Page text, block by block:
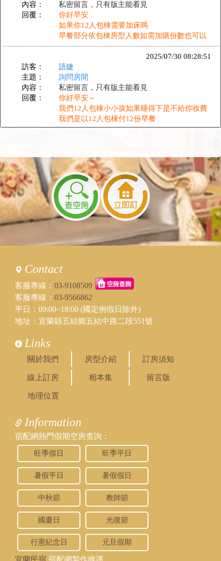
內容：
私密留言，只有版主能看見
回覆：
你好早安
如果你12人包棟需要加床嗎
早餐部分依包棟房型人數如需加購份數也可以
2025/07/30 08:28:51
訪客：
語婕
主題：
詢問房間
內容：
私密留言，只有版主能看見
回覆：
你好早安～
我們12人包棟小小孩如果睡得下是不給你收費
我們是以12人包棟付12份早餐
Contact
客服專線： 03-9108509
客服專線： 03-9566862
平日：09:00~18:00 (國定例假日除外)
地址：宜蘭縣五結鄉五結中路二段551號
Links
關於我們 房型介紹 訂房須知
線上訂房 相本集 留言版
地理位置
Information
宿配網熱門假期空房查詢：
旺季假日 旺季平日
暑假平日 暑假假日
中秋節 教師節
國慶日 光復節
行憲紀念日 元旦假期
宜蘭民宿 宿配網製作維護